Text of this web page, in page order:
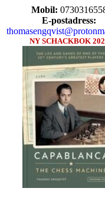
Mobil:
E-postadress:
NY SCHACKBOK